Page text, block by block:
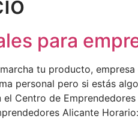
para
tu producto,
personal pero si estás
Centro de
Alicante